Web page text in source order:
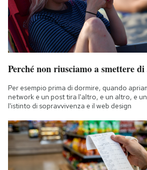
Perché non riusciamo a smettere
Per esempio prima di dormire, quando
network e un post tira l'altro, e un altro, e
l'istinto di sopravvivenza e il web design